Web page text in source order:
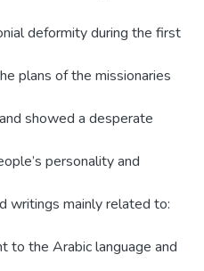
deformity during the first
plans of the missionaries
showed a desperate
personality and
writings mainly related to:
to the Arabic language and